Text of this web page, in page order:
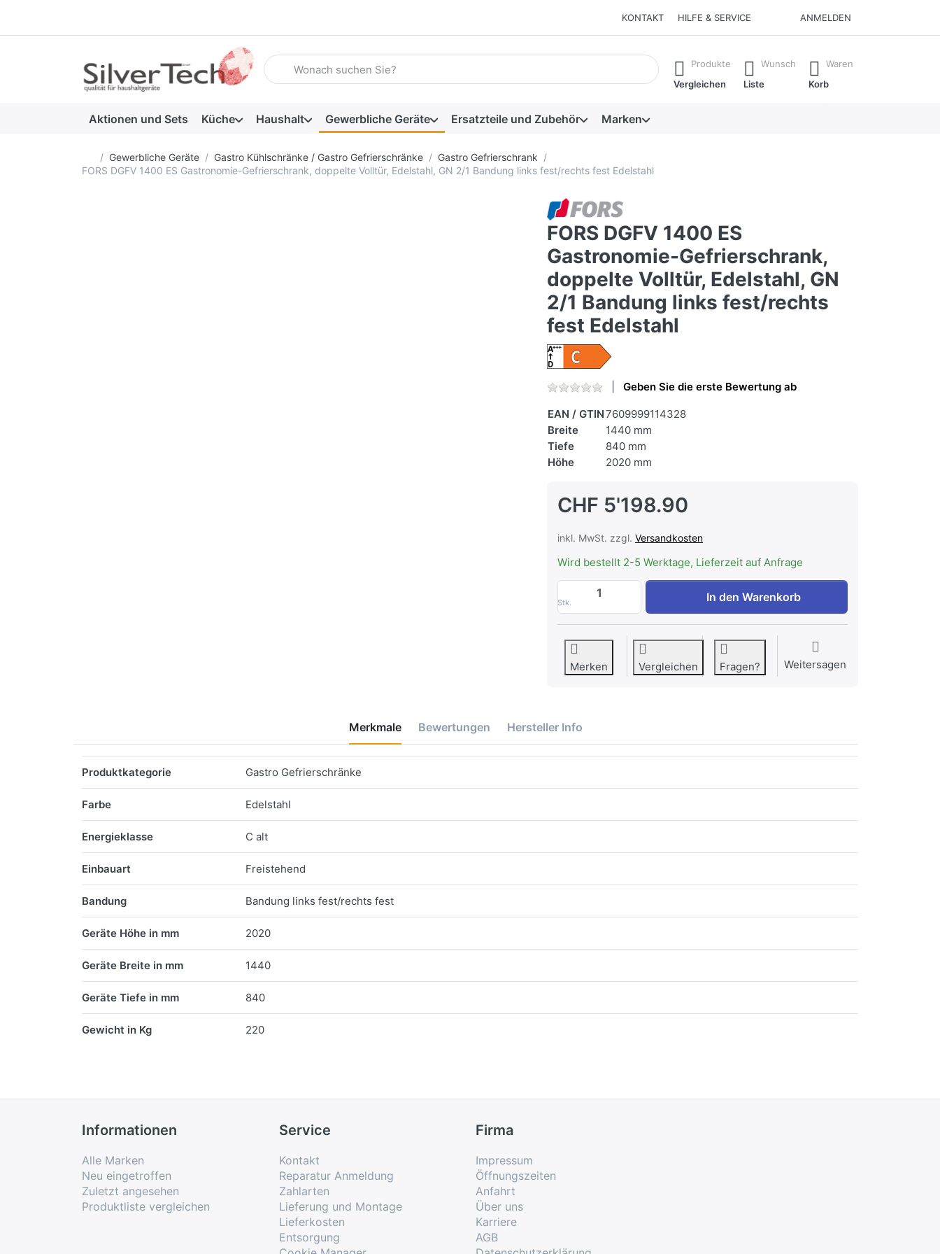
KONTAKT HILFE & SERVICE ANMELDEN
Geben Sie einen Suchbegriff ein. Während Sie tippen, erscheinen automatisch erste Ergebnisse. Drücken Sie die Eingabetaste, um alle
Produkte
Vergleichen
Wunsch
Liste
Waren
Korb
Aktionen und Sets Küche Haushalt Gewerbliche Geräte Ersatzteile und Zubehör Marken
Startseite
Gewerbliche Geräte Gastro Kühlschränke / Gastro Gefrierschränke
Gastro Gefrierschrank
FORS DGFV 1400 ES Gastronomie-Gefrierschrank, doppelte Volltür, Edelstahl, GN 2/1 Bandung links fest/rechts fest Edelstahl
FORS DGFV 1400 ES
Gastronomie-Gefrierschrank,
doppelte Volltür, Edelstahl, GN
2/1 Bandung links fest/rechts
fest Edelstahl
Geben Sie die erste Bewertung ab
EAN / GTIN7609999114328
Breite
1440 mm
Tiefe
840 mm
Höhe
2020 mm
CHF 5'198.90
inkl. MwSt. zzgl. Versandkosten
Wird bestellt 2-5 Werktage, Lieferzeit auf Anfrage
Stk.
FORS DGFV 1400 ES Gastronomie-Gefrierschrank,
In den Warenkorb
Merken Vergleichen Fragen? Weitersagen
Merkmale Bewertungen Hersteller Info
Produktkategorie Gastro Gefrierschränke
Farbe Edelstahl
Energieklasse C alt
Einbauart Freistehend
Bandung Bandung links fest/rechts fest
Geräte Höhe in mm 2020
Geräte Breite in mm 1440
Geräte Tiefe in mm 840
Gewicht in Kg 220
Informationen
Alle Marken
Neu eingetroffen
Zuletzt angesehen
Produktliste vergleichen
Service
Kontakt
Reparatur Anmeldung
Zahlarten
Lieferung und Montage
Lieferkosten
Entsorgung
Firma
Impressum
Öffnungszeiten
Anfahrt
Über uns
Karriere
AGB